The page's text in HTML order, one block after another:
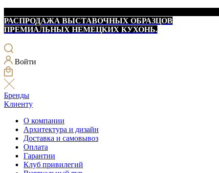
РАСПРОДАЖА ВЫСТАВОЧНЫХ ОБРАЗЦОВ
ПРЕМИАЛЬНЫХ НЕМЕЦКИХ КУХОНЬ.
Войти
Бренды
Клиенту
О компании
Архитектура и дизайн
Доставка и самовывоз
Оплата
Гарантии
Клуб привилегий